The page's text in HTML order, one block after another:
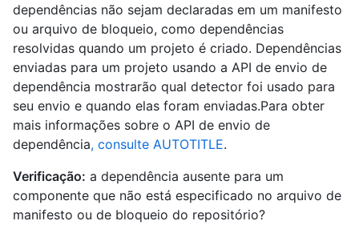
dependências não sejam declaradas em um manifesto
ou arquivo de bloqueio, como dependências
resolvidas quando um projeto é criado. Dependências
enviadas para um projeto usando a API de envio de
dependência mostrarão qual detector foi usado para
seu envio e quando elas foram enviadas.Para obter
mais informações sobre o API de envio de
dependência, consulte AUTOTITLE.
Verificação: a dependência ausente para um
componente que não está especificado no arquivo de
manifesto ou de bloqueio do repositório?